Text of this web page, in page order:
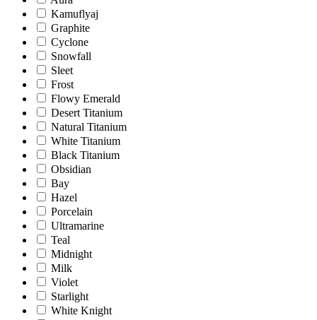
Kamuflyaj
Graphite
Cyclone
Snowfall
Sleet
Frost
Flowy Emerald
Desert Titanium
Natural Titanium
White Titanium
Black Titanium
Obsidian
Bay
Hazel
Porcelain
Ultramarine
Teal
Midnight
Milk
Violet
Starlight
White Knight